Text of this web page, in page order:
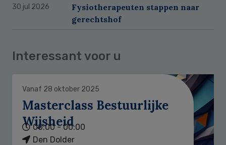
30 jul 2026
Fysiotherapeuten stappen naar
gerechtshof
Interessant voor u
Vanaf 28 oktober 2025
Masterclass Bestuurlijke
Wijsheid
00:00 - 00:00
Den Dolder